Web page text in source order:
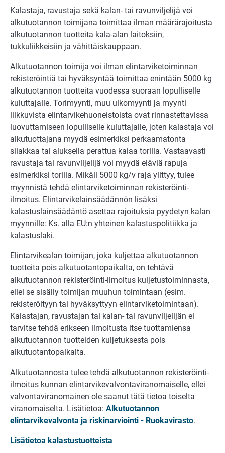
Kalastaja, ravustaja sekä kalan- tai ravunviljelijä voi
alkutuotannon toimijana toimittaa ilman määrärajoitusta
alkutuotannon tuotteita kala-alan laitoksiin,
tukkuliikkeisiin ja vähittäiskauppaan.
Alkutuotannon toimija voi ilman elintarviketoiminnan
rekisteröintiä tai hyväksyntää toimittaa enintään 5000 kg
alkutuotannon tuotteita vuodessa suoraan lopulliselle
kuluttajalle. Torimyynti, muu ulkomyynti ja myynti
liikkuvista elintarvikehuoneistoista ovat rinnastettavissa
luovuttamiseen lopulliselle kuluttajalle, joten kalastaja voi
alkutuottajana myydä esimerkiksi perkaamatonta
silakkaa tai aluksella perattua kalaa torilla. Vastaavasti
ravustaja tai ravunviljelijä voi myydä eläviä rapuja
esimerkiksi torilla. Mikäli 5000 kg/v raja ylittyy, tulee
myynnistä tehdä elintarviketoiminnan rekisteröinti-
ilmoitus. Elintarvikelainsäädännön lisäksi
kalastuslainsäädäntö asettaa rajoituksia pyydetyn kalan
myynnille: Ks. alla EU:n yhteinen kalastuspolitiikka ja
kalastuslaki.
Elintarvikealan toimijan, joka kuljettaa alkutuotannon
tuotteita pois alkutuotantopaikalta, on tehtävä
alkutuotannon rekisteröinti-ilmoitus kuljetustoiminnasta,
ellei se sisälly toimijan muuhun toimintaan (esim.
rekisteröityyn tai hyväksyttyyn elintarviketoimintaan).
Kalastajan, ravustajan tai kalan- tai ravunviljelijän ei
tarvitse tehdä erikseen ilmoitusta itse tuottamiensa
alkutuotannon tuotteiden kuljetuksesta pois
alkutuotantopaikalta.
Alkutuotannosta tulee tehdä alkutuotannon rekisteröinti-
ilmoitus kunnan elintarvikevalvontaviranomaiselle, ellei
valvontaviranomainen ole saanut tätä tietoa toiselta
viranomaiselta. Lisätietoa: Alkutuotannon
elintarvikevalvonta ja riskinarviointi - Ruokavirasto.
Lisätietoa kalastustuotteista